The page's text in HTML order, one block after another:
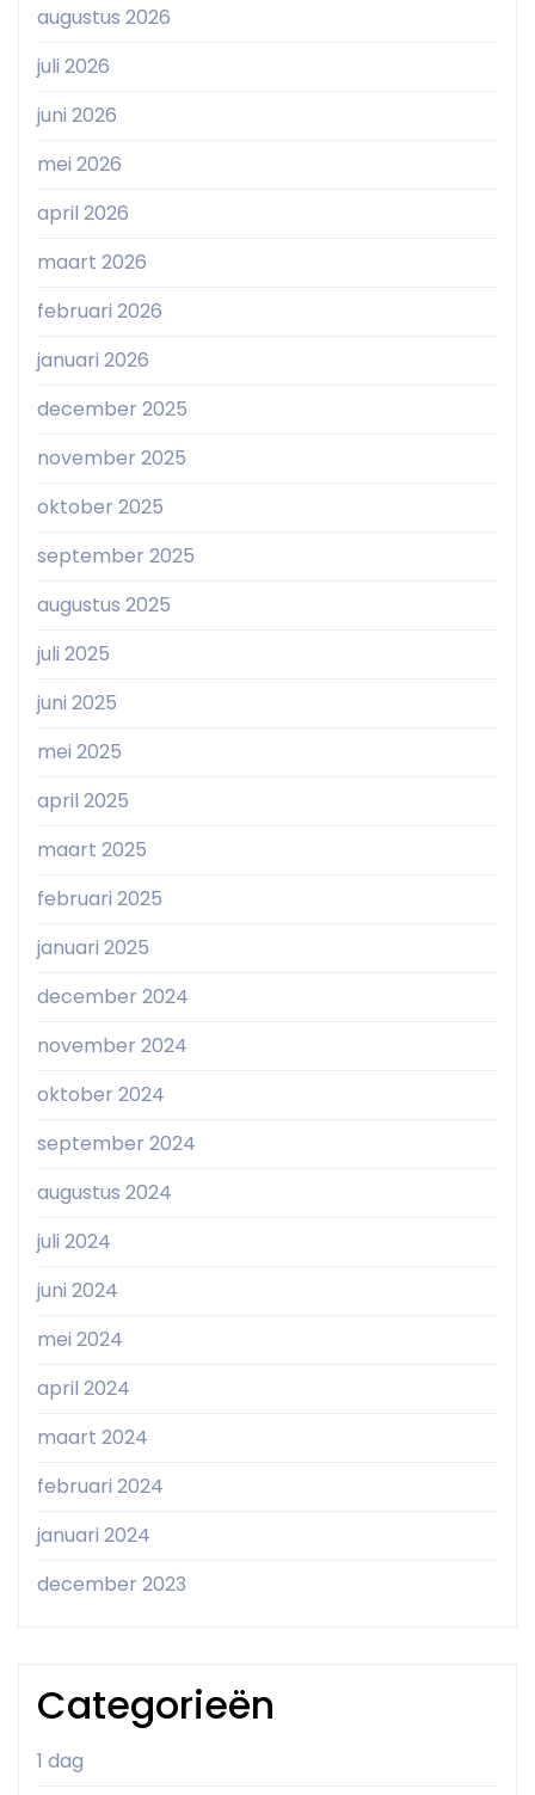
augustus 2026
juli 2026
juni 2026
mei 2026
april 2026
maart 2026
februari 2026
januari 2026
december 2025
november 2025
oktober 2025
september 2025
augustus 2025
juli 2025
juni 2025
mei 2025
april 2025
maart 2025
februari 2025
januari 2025
december 2024
november 2024
oktober 2024
september 2024
augustus 2024
juli 2024
juni 2024
mei 2024
april 2024
maart 2024
februari 2024
januari 2024
december 2023
Categorieën
1 dag